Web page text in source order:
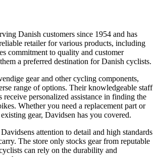
Danish customers since 1954 and has
retailer for various products, including
commitment to quality and customer
a preferred destination for Danish cyclists.
gear and other cycling components,
range of options. Their knowledgeable staff
receive personalized assistance in finding the
Whether you need a replacement part or
gear, Davidsen has you covered.
attention to detail and high standards
The store only stocks gear from reputable
can rely on the durability and